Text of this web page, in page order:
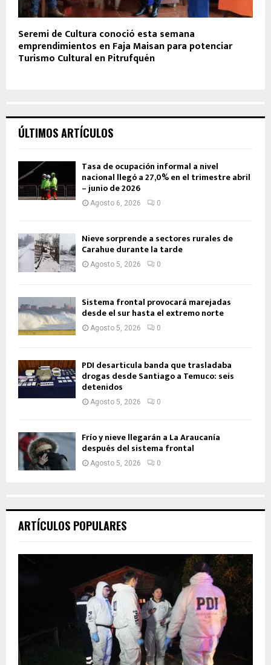
Seremi de Cultura conoció esta semana
emprendimientos en Faja Maisan para potenciar
Turismo Cultural en Pitrufquén
ÚLTIMOS ARTÍCULOS
Tasa de ocupación informal a nivel
nacional llegó a 27,0% en el trimestre abril
– junio de 2026
Agosto 6, 2026 0
Nieve sorprende a sectores rurales de
Carahue durante la tarde
Agosto 5, 2026 0
Sistema frontal provocará marejadas
desde el sur hasta el extremo norte
Agosto 5, 2026 0
PDI desarticula banda que trasladaba
drogas desde Santiago a Temuco: seis
detenidos
Agosto 5, 2026 0
Frío y nieve llegarán a La Araucanía
después del sistema frontal
Agosto 5, 2026 0
ARTÍCULOS POPULARES